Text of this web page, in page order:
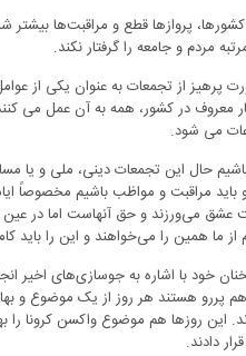
پروازها قطع و مراقبت‌ها بیشتر
مردم و جامعه را گرفتار نکند.
پرهیز از تجمعات به عنوان یکی از
معروف در کشور، همه به آن عمل می
می شود.
حال این تجمعات دینی، ملی و یا
باید مراقبت و مواظب باشیم مخصوصاً
عشق می‌ورزند و حق آنهاست اما در
ما همین را می‌خواهند و این را باید
خود با اشاره به جوسازی‌های اخیر
پررو هستند هر روز از یک موضوع و
این روزها هم موضوع واکسن کرونا را
دادند.